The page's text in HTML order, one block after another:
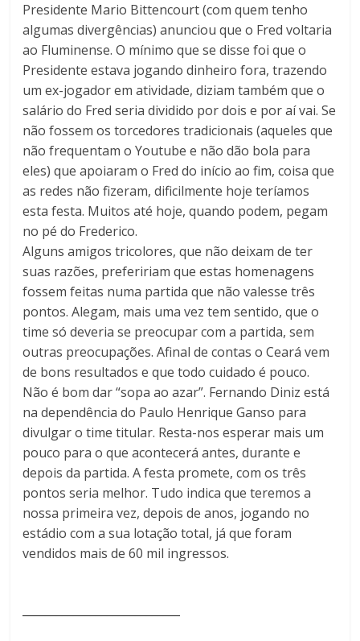
Presidente Mario Bittencourt (com quem tenho
algumas divergências) anunciou que o Fred voltaria
ao Fluminense. O mínimo que se disse foi que o
Presidente estava jogando dinheiro fora, trazendo
um ex-jogador em atividade, diziam também que o
salário do Fred seria dividido por dois e por aí vai. Se
não fossem os torcedores tradicionais (aqueles que
não frequentam o Youtube e não dão bola para
eles) que apoiaram o Fred do início ao fim, coisa que
as redes não fizeram, dificilmente hoje teríamos
esta festa. Muitos até hoje, quando podem, pegam
no pé do Frederico.
Alguns amigos tricolores, que não deixam de ter
suas razões, prefeririam que estas homenagens
fossem feitas numa partida que não valesse três
pontos. Alegam, mais uma vez tem sentido, que o
time só deveria se preocupar com a partida, sem
outras preocupações. Afinal de contas o Ceará vem
de bons resultados e que todo cuidado é pouco.
Não é bom dar “sopa ao azar”. Fernando Diniz está
na dependência do Paulo Henrique Ganso para
divulgar o time titular. Resta-nos esperar mais um
pouco para o que acontecerá antes, durante e
depois da partida. A festa promete, com os três
pontos seria melhor. Tudo indica que teremos a
nossa primeira vez, depois de anos, jogando no
estádio com a sua lotação total, já que foram
vendidos mais de 60 mil ingressos.